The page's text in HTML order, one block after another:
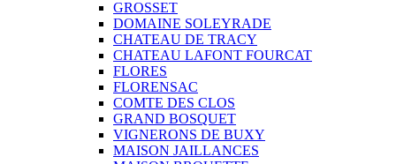
GROSSET
DOMAINE SOLEYRADE
CHATEAU DE TRACY
CHATEAU LAFONT FOURCAT
FLORES
FLORENSAC
COMTE DES CLOS
GRAND BOSQUET
VIGNERONS DE BUXY
MAISON JAILLANCES